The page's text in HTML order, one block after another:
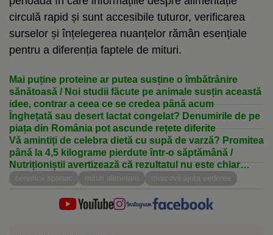
circulă rapid și sunt accesibile tuturor, verificarea
surselor și înțelegerea nuanțelor rămân esențiale
pentru a diferenția faptele de mituri.
Mai puține proteine ar putea susține o îmbătrânire
sănătoasă / Noi studii făcute pe animale susțin această
idee, contrar a ceea ce se credea până acum
Înghețată sau desert lactat congelat? Denumirile de pe
piața din România pot ascunde rețete diferite
Vă amintiți de celebra dietă cu supă de varză? Promitea
până la 4,5 kilograme pierdute într-o săptămână /
Nutriționiștii avertizează că rezultatul nu este chiar
ceea ce se credea
beneficii spanac mituri alimetare morcovii ajuta vederea